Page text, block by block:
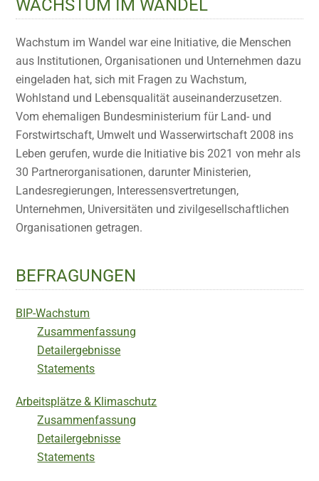
WACHSTUM IM WANDEL
Wachstum im Wandel war eine Initiative, die Menschen
aus Institutionen, Organisationen und Unternehmen dazu
eingeladen hat, sich mit Fragen zu Wachstum,
Wohlstand und Lebensqualität auseinanderzusetzen.
Vom ehemaligen Bundesministerium für Land- und
Forstwirtschaft, Umwelt und Wasserwirtschaft 2008 ins
Leben gerufen, wurde die Initiative bis 2021 von mehr als
30 Partnerorganisationen, darunter Ministerien,
Landesregierungen, Interessensvertretungen,
Unternehmen, Universitäten und zivilgesellschaftlichen
Organisationen getragen.
BEFRAGUNGEN
BIP-Wachstum
Zusammenfassung
Detailergebnisse
Statements
Arbeitsplätze & Klimaschutz
Zusammenfassung
Detailergebnisse
Statements